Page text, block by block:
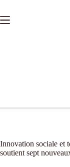
contenu
Innovation sociale et
soutient sept